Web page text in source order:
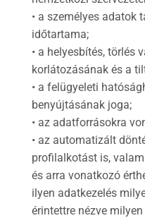
• a személyes adatok
időtartama;
• a helyesbítés, törlés
korlátozásának és a
• a felügyeleti
benyújtásának joga;
• az adatforrásokra
• az automatizált
profilalkotást is,
és arra vonatkozó
ilyen adatkezelés
érintettre nézve